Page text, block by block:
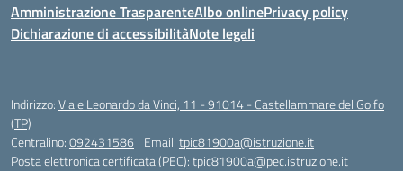
Amministrazione TrasparenteAlbo onlinePrivacy policy
Dichiarazione di accessibilitàNote legali
Indirizzo:Viale Leonardo da Vinci, 11 - 91014 - Castellammare del Golfo
(TP)
Centralino:092431586 Email:tpic81900a@istruzione.it
Posta elettronica certificata (PEC):tpic81900a@pec.istruzione.it